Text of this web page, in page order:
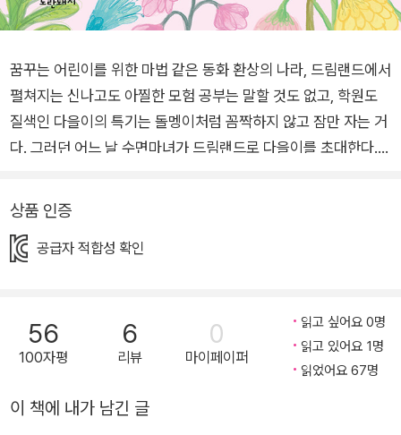
꿈꾸는 어린이를 위한 마법 같은 동화 환상의 나라, 드림랜드에서
펼쳐지는 신나고도 아찔한 모험 공부는 말할 것도 없고, 학원도
질색인 다을이의 특기는 돌멩이처럼 꼼짝하지 않고 잠만 자는 거
다. 그러던 어느 날 수면마녀가 드림랜드로 다을이를 초대한다.
이루어지는 곳이다. 수면마녀의 말은 진짜일까? 환상의 나라, 드
는 돌멩이》는 ‘자면서 꾸는 꿈’과 ‘노력하여 이루어 내는 꿈’이라
꿈을 꿀 수 있는 용기를 얻게 될 것이다. 또한 꿈을 이루기 위한
노력이 얼마나 소중한지 깨닫게 될 것이다. 이 세상 모든 어린이
험 이야기 “안녕! 나는 수면마녀야. 너를 환상의 나라, 드림랜드
상품 인증
공급자 적합성 확인
56
100자평
6
리뷰
0
마이페이퍼
읽고 싶어요 0명
읽고 있어요 1명
읽었어요 67명
이 책에 내가 남긴 글